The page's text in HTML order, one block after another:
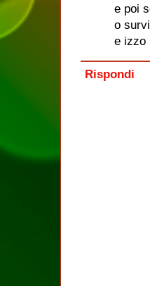
e poi
o
e izzo
Rispondi